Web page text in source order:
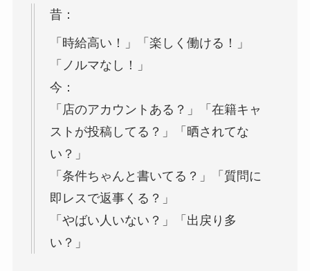
昔：
「時給高い！」「楽しく働ける！」
「ノルマなし！」
今：
「店のアカウントある？」「在籍キャ
ストが投稿してる？」「晒されてな
い？」
「条件ちゃんと書いてる？」「質問に
即レスで返事くる？」
「やばい人いない？」「出戻り多
い？」